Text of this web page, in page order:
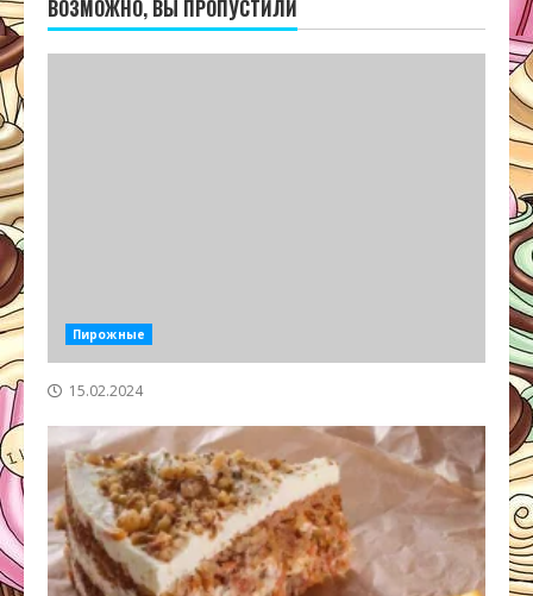
ВОЗМОЖНО, ВЫ ПРОПУСТИЛИ
Пирожные
15.02.2024